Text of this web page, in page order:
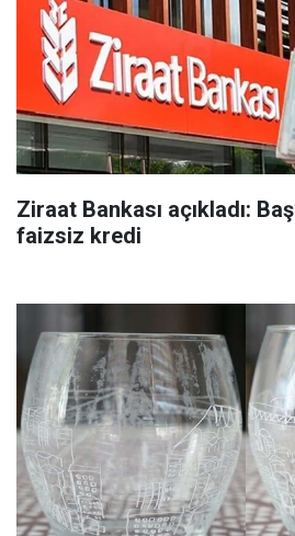
Ziraat Bankası açıkladı:
faizsiz kredi